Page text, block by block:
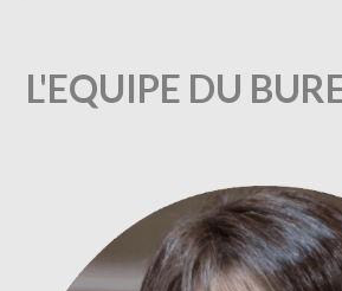
L'EQUIPE DU